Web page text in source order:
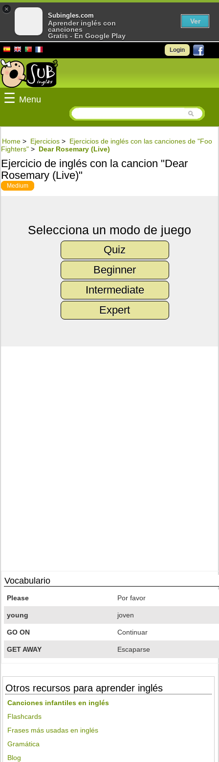
Login
☰ Menu
Home > Ejercicios > Ejercicios de inglés con las canciones de "Foo
Fighters" > Dear Rosemary (Live)
Ejercicio de inglés con la cancion "Dear
Rosemary (Live)"
Medium
Selecciona un modo de juego
Quiz
Beginner
Intermediate
Expert
Vocabulario
Please Por favor
young joven
GO ON Continuar
GET AWAY Escaparse
Otros recursos para aprender inglés
Canciones infantiles en inglés
Flashcards
Frases más usadas en inglés
Gramática
Blog
×
Subingles.com
Aprender inglés con
canciones
Gratis - En Google Play
Ver